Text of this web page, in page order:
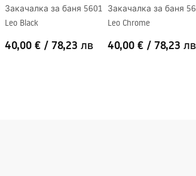
Закачалка за баня 5601
Leo Black
40,00 € / 78,23 лв
Закачалка за баня
Leo Chrome
40,00 € / 78,23 лв